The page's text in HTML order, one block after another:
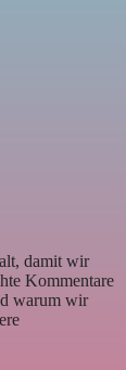
damit wir
Kommentare
warum wir